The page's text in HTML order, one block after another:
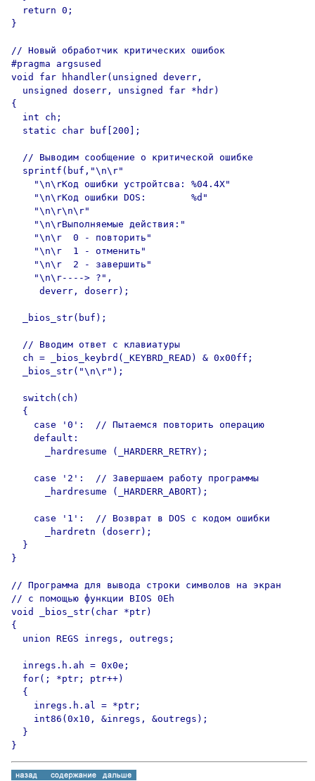
  return 0;
}
// Новый обработчик критических ошибок
#pragma argsused
void far hhandler(unsigned deverr,
  unsigned doserr, unsigned far *hdr)
{
  int ch;
  static char buf[200];
  // Выводим сообщение о критической ошибке
  sprintf(buf,"\n\r"
    "\n\rКод ошибки устройтсва: %04.4X"
    "\n\rКод ошибки DOS:        %d"
    "\n\r\n\r"
    "\n\rВыполняемые действия:"
    "\n\r  0 - повторить"
    "\n\r  1 - отменить"
    "\n\r  2 - завершить"
    "\n\r----> ?",
     deverr, doserr);
  _bios_str(buf);
  // Вводим ответ с клавиатуры
  ch = _bios_keybrd(_KEYBRD_READ) & 0x00ff;
  _bios_str("\n\r");
  switch(ch)
  {
    case '0':  // Пытаемся повторить операцию
    default:
      _hardresume (_HARDERR_RETRY);
    case '2':  // Завершаем работу программы
      _hardresume (_HARDERR_ABORT);
    case '1':  // Возврат в DOS с кодом ошибки
      _hardretn (doserr);
  }
}
// Программа для вывода строки символов на экран
// с помощью функции BIOS 0Eh
void _bios_str(char *ptr)
{
  union REGS inregs, outregs;
  inregs.h.ah = 0x0e;
  for(; *ptr; ptr++)
  {
    inregs.h.al = *ptr;
    int86(0x10, &inregs, &outregs);
  }
}